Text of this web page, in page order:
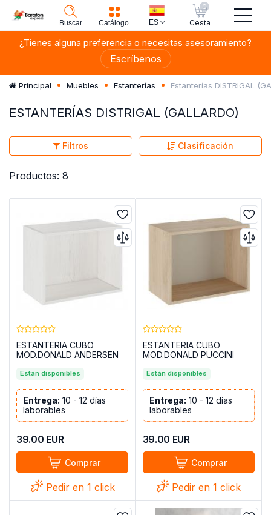
Buscar Catálogo ES
0
Cesta
¿Tienes alguna preferencia o necesitas asesoramiento?
Escríbenos
Principal Muebles Estanterías Estanterías DISTRIGAL
ESTANTERÍAS DISTRIGAL (GALLARDO)
Filtros Clasificación
Productos: 8
ESTANTERIA CUBO
MOD.DONALD ANDERSEN
Están disponibles
Entrega: 10 - 12 días
laborables
39.00 EUR
Comprar
Pedir en 1 click
ESTANTERIA CUBO
MOD.DONALD PUCCINI
Están disponibles
Entrega: 10 - 12 días
laborables
39.00 EUR
Comprar
Pedir en 1 click